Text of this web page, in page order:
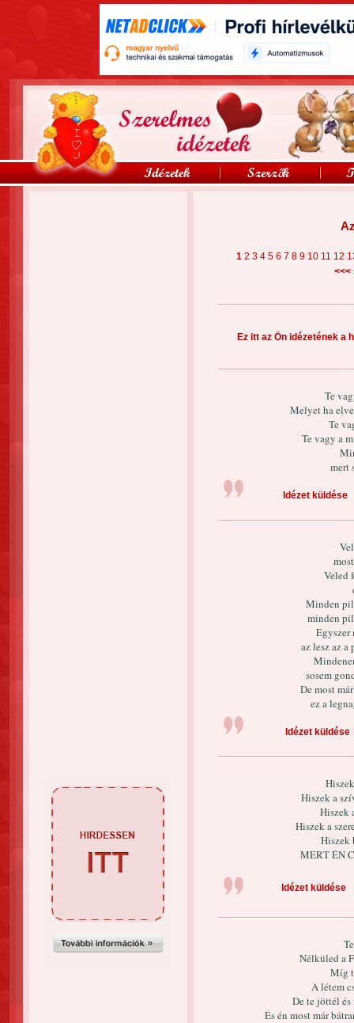
1 2 3 4 5 6 7 8 9 10 11 12
<<<
Ez itt az Ön idézetének a
Te
Melyet ha
Te
Te vagy a
mert
Idézet küldése
Veled
Minden
minden
Egyszer
az lesz az
sosem
De most
ez a
Idézet küldése
Hiszek a
Hiszek
Hiszek a
Hiszek
MERT ÉN
Idézet küldése
Nélküled a
Míg
A létem
De te jöttél
És én most már